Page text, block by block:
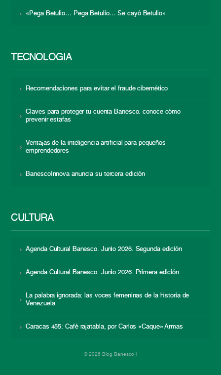
«Pega Betulio… Pega Betulio… Se cayó Betulio»
TECNOLOGÍA
Recomendaciones para evitar el fraude cibernético
Claves para proteger tu cuenta Banesco: conoce cómo
prevenir estafas
Ventajas de la inteligencia artificial para pequeños
emprendedores
BanescoInnova anuncia su tercera edición
CULTURA
Agenda Cultural Banesco. Junio 2026. Segunda edición
Agenda Cultural Banesco. Junio 2026. Primera edición
La palabra ignorada: las voces femeninas de la historia de
Venezuela
Caracas 455: Café rajatabla, por Carlos «Caque» Armas
© 2026 Blog Banesco |